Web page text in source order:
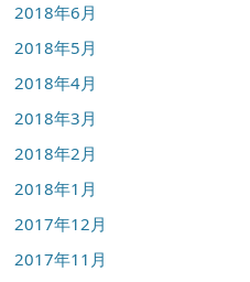
2018年6月
2018年5月
2018年4月
2018年3月
2018年2月
2018年1月
2017年12月
2017年11月